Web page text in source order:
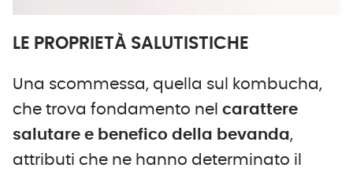
LE PROPRIETÀ SALUTISTICHE
Una scommessa, quella sul kombucha,
che trova fondamento nel carattere
salutare e benefico della bevanda,
attributi che ne hanno determinato il